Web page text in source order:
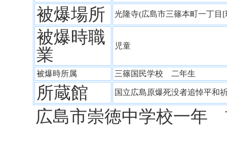
被爆場所 光隆寺(広島市三篠本町一丁
被爆時職
業
児童
被爆時所属 三篠国民学校 二年生
所蔵館 国立広島原爆死没者追悼平
広島市崇徳中学校一年